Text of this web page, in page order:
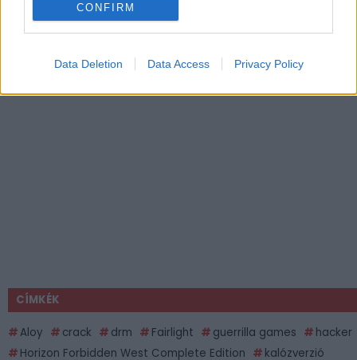
CONFIRM
Data Deletion Data Access Privacy Policy
CÍMKÉK
Aloy crack drm Fairlight guerrilla games
hacker
Horizon Forbidden West Complete Edition
kalózverzió